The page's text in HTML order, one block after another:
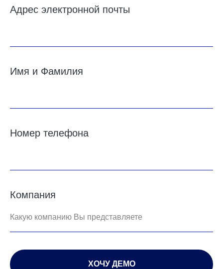
Адрес электронной почты
Имя и Фамилия
Номер телефона
Компания
Какую компанию Вы представляете
ХОЧУ ДЕМО